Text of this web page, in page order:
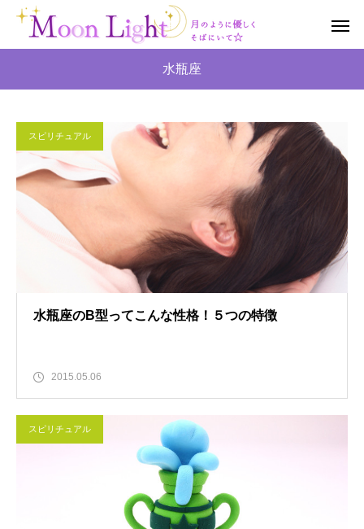
水瓶座
スピリチュアル
水瓶座のB型ってこんな性格！５つの特徴
2015.05.06
スピリチュアル